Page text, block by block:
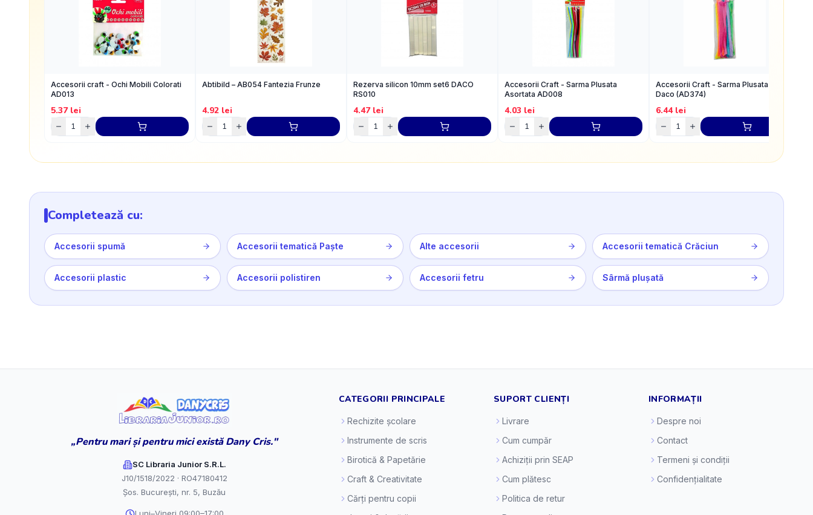
Accesorii craft - Ochi Mobili Colorati
AD013
5.37lei
Abtibild – AB054 Fantezia Frunze
4.92 lei
Rezerva silicon 10mm set6 DACO
RS010
4.47lei
Accesorii Craft - Sarma Plusata
Asortata AD008
4.03 lei
Accesorii Craft - Sarma Plusata Neon,
Daco (AD374)
6.44lei
Completează cu:
Accesorii spumă Accesorii tematică Paște Alte accesorii Accesorii tematică Crăciun
Accesorii plastic Accesorii polistiren Accesorii fetru Sârmă plușată
„Pentru mari și pentru mici există Dany Cris."
SC Libraria Junior S.R.L.
J10/1518/2022 · RO47180412
Șos. București, nr. 5, Buzău
CATEGORII PRINCIPALE
Rechizite școlare
Instrumente de scris
Birotică & Papetărie
Craft & Creativitate
Cărți pentru copii
SUPORT CLIENȚI
Livrare
Cum cumpăr
Achiziții prin SEAP
Cum plătesc
Politica de retur
INFORMAȚII
Despre noi
Contact
Termeni și condiții
Confidențialitate